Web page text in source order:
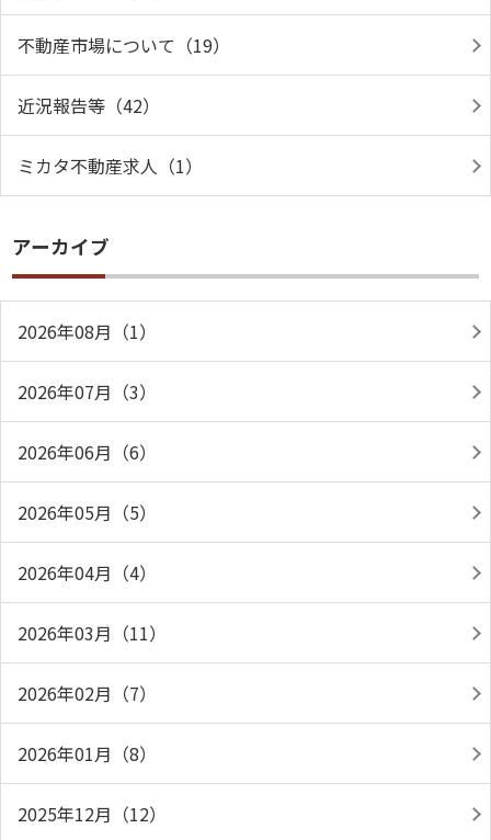
不動産市場について（19）
近況報告等（42）
ミカタ不動産求人（1）
アーカイブ
2026年08月（1）
2026年07月（3）
2026年06月（6）
2026年05月（5）
2026年04月（4）
2026年03月（11）
2026年02月（7）
2026年01月（8）
2025年12月（12）